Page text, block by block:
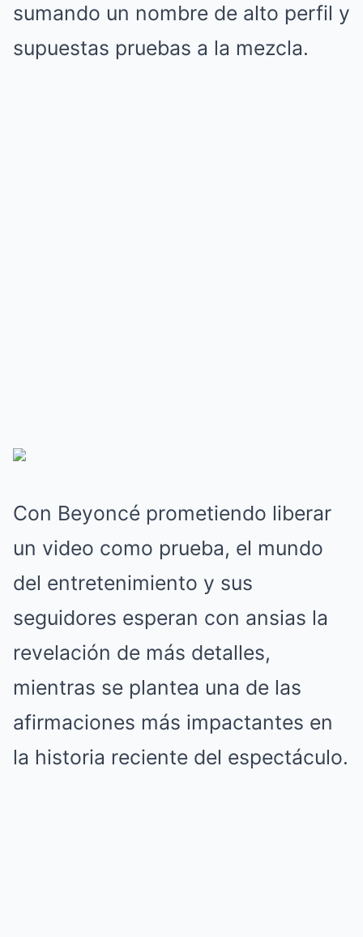
sumando un nombre de alto perfil y
supuestas pruebas a la mezcla.
Con Beyoncé prometiendo liberar
un video como prueba, el mundo
del entretenimiento y sus
seguidores esperan con ansias la
revelación de más detalles,
mientras se plantea una de las
afirmaciones más impactantes en
la historia reciente del espectáculo.